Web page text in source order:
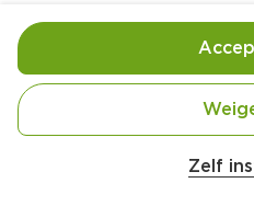
Handige informatie over
Biologisch
Zelf